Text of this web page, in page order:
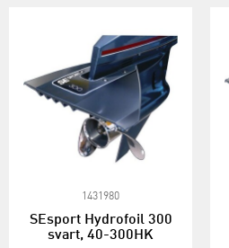
1431980
SEsport Hydrofoil 300
svart, 40-300HK